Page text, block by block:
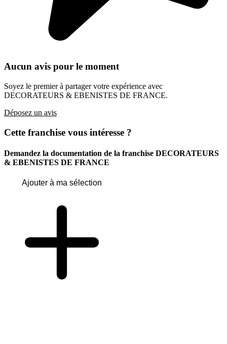
Aucun avis pour le moment
Soyez le premier à partager votre expérience avec
DECORATEURS & EBENISTES DE FRANCE.
Déposez un avis
Cette franchise vous intéresse ?
Demandez la documentation de la franchise DECORATEURS
& EBENISTES DE FRANCE
Ajouter à ma sélection